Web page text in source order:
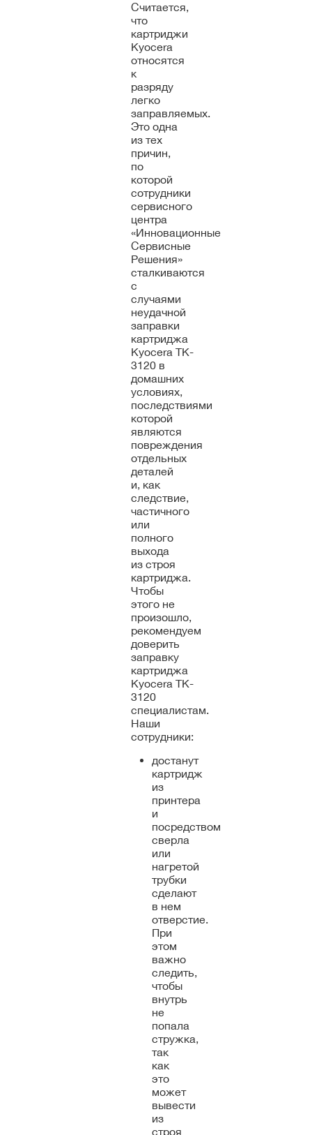
Считается,
что
картриджи
Kyocera
относятся
к
разряду
легко
заправляемых.
Это одна
из тех
причин,
по
которой
сотрудники
сервисного
центра
«Инновационные
Сервисные
Решения»
сталкиваются
с
случаями
неудачной
заправки
картриджа
Kyocera TK-
3120 в
домашних
условиях,
последствиями
которой
являются
повреждения
отдельных
деталей
и, как
следствие,
частичного
или
полного
выхода
из строя
картриджа.
Чтобы
этого не
произошло,
рекомендуем
доверить
заправку
картриджа
Kyocera TK-
3120
специалистам.
Наши
сотрудники:
достанут
картридж
из
принтера
и
посредством
сверла
или
нагретой
трубки
сделают
в нем
отверстие.
При
этом
важно
следить,
чтобы
внутрь
не
попала
стружка,
так
как
это
может
вывести
из
строя